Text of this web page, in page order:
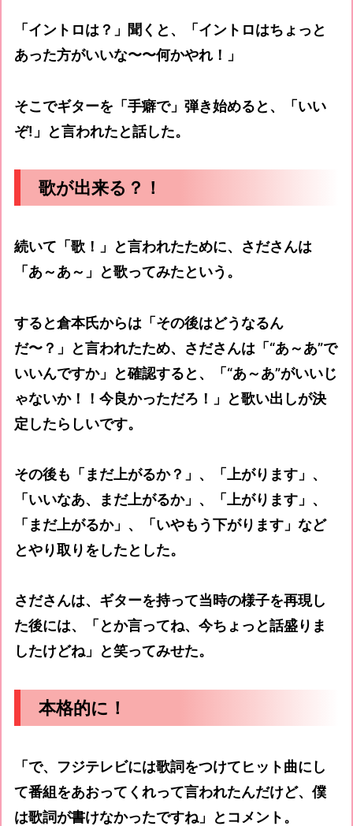
「イントロは？」聞くと、「イントロはちょっと
あった方がいいな〜〜何かやれ！」
そこでギターを「手癖で」弾き始めると、「いい
ぞ!」と言われたと話した。
歌が出来る？！
続いて「歌！」と言われたために、さださんは
「あ～あ～」と歌ってみたという。
すると倉本氏からは「その後はどうなるん
だ〜？」と言われたため、さださんは「“あ～あ”で
いいんですか」と確認すると、「“あ～あ”がいいじ
ゃないか！！今良かっただろ！」と歌い出しが決
定したらしいです。
その後も「まだ上がるか？」、「上がります」、
「いいなあ、まだ上がるか」、「上がります」、
「まだ上がるか」、「いやもう下がります」など
とやり取りをしたとした。
さださんは、ギターを持って当時の様子を再現し
た後には、「とか言ってね、今ちょっと話盛りま
したけどね」と笑ってみせた。
本格的に！
「で、フジテレビには歌詞をつけてヒット曲にし
て番組をあおってくれって言われたんだけど、僕
は歌詞が書けなかったですね」とコメント。